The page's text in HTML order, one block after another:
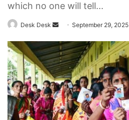
which no one will tell...
Desk Desk
Send
email
September 29, 2025